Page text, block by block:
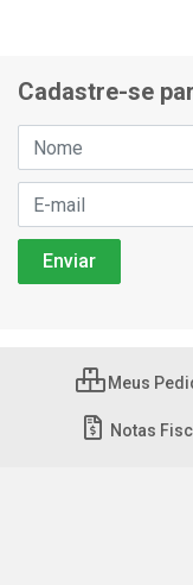
Cadastre-se
Meus
Notas